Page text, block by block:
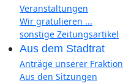
Veranstaltungen
Wir gratulieren ...
sonstige Zeitungsartikel
Aus dem Stadtrat
Anträge unserer Fraktion
Aus den Sitzungen